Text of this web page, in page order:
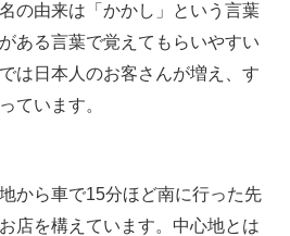
の由来は「かかし」という言葉
ある言葉で覚えてもらいやすい
は日本人のお客さんが増え、す
ています。
から車で15分ほど南に行った先
店を構えています。中心地とは